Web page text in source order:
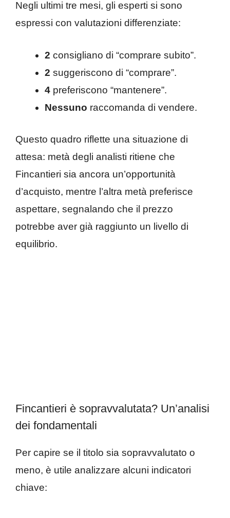
Negli ultimi tre mesi, gli esperti si sono
espressi con valutazioni differenziate:
2 consigliano di “comprare subito”.
2 suggeriscono di “comprare”.
4 preferiscono “mantenere”.
Nessuno raccomanda di vendere.
Questo quadro riflette una situazione di
attesa: metà degli analisti ritiene che
Fincantieri sia ancora un’opportunità
d’acquisto, mentre l’altra metà preferisce
aspettare, segnalando che il prezzo
potrebbe aver già raggiunto un livello di
equilibrio.
Fincantieri è sopravvalutata? Un’analisi
dei fondamentali
Per capire se il titolo sia sopravvalutato o
meno, è utile analizzare alcuni indicatori
chiave: